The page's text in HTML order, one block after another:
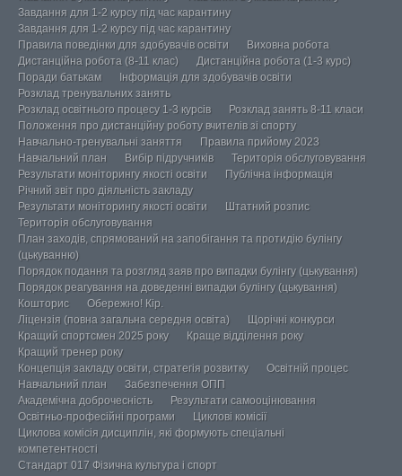
Завдання для 1-2 курсу під час карантину
Завдання для 1-2 курсу під час карантину
Правила поведінки для здобувачів освіти
Виховна робота
Дистанційна робота (8-11 клас)
Дистанційна робота (1-3 курс)
Поради батькам
Інформація для здобувачів освіти
Розклад тренувальних занять
Розклад освітнього процесу 1-3 курсів
Розклад занять 8-11 класи
Положення про дистанційну роботу вчителів зі спорту
Навчально-тренувальні заняття
Правила прийому 2023
Навчальний план
Вибір підручників
Територія обслуговування
Результати моніторингу якості освіти
Публічна інформація
Річний звіт про діяльність закладу
Результати моніторингу якості освіти
Штатний розпис
Територія обслуговування
План заходів, спрямований на запобігання та протидію булінгу
(цькуванню)
Порядок подання та розгляд заяв про випадки булінгу (цькування)
Порядок реагування на доведенні випадки булінгу (цькування)
Кошторис
Обережно! Кір.
Ліцензія (повна загальна середня освіта)
Щорічні конкурси
Кращий спортсмен 2025 року
Краще відділення року
Кращий тренер року
Концепція закладу освіти, стратегія розвитку
Освітній процес
Навчальний план
Забезпечення ОПП
Академічна доброчесність
Результати самооцінювання
Освітньо-професійні програми
Циклові комісії
Циклова комісія дисциплін, які формують спеціальні
компетентності
Стандарт 017 Фізична культура і спорт